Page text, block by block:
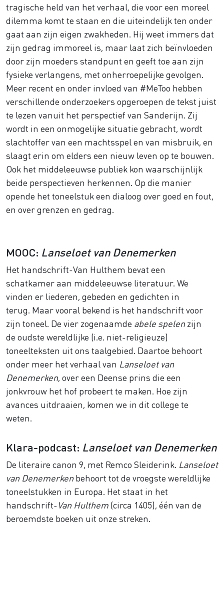
tragische held van het verhaal, die voor een moreel
dilemma komt te staan en die uiteindelijk ten onder
gaat aan zijn eigen zwakheden. Hij weet immers dat
zijn gedrag immoreel is, maar laat zich beïnvloeden
door zijn moeders standpunt en geeft toe aan zijn
fysieke verlangens, met onherroepelijke gevolgen.
Meer recent en onder invloed van #MeToo hebben
verschillende onderzoekers opgeroepen de tekst juist
te lezen vanuit het perspectief van Sanderijn. Zij
wordt in een onmogelijke situatie gebracht, wordt
slachtoffer van een machtsspel en van misbruik, en
slaagt erin om elders een nieuw leven op te bouwen.
Ook het middeleeuwse publiek kon waarschijnlijk
beide perspectieven herkennen. Op die manier
opende het toneelstuk een dialoog over goed en fout,
en over grenzen en gedrag.
MOOC: Lanseloet van Denemerken
Het handschrift-Van Hulthem bevat een
schatkamer aan middeleeuwse literatuur. We
vinden er liederen, gebeden en gedichten in
terug. Maar vooral bekend is het handschrift voor
zijn toneel. De vier zogenaamde abele spelenzijn
de oudste wereldlijke (i.e. niet-religieuze)
toneelteksten uit ons taalgebied. Daartoe behoort
onder meer het verhaal van Lanseloet van
Denemerken, over een Deense prins die een
jonkvrouw het hof probeert te maken. Hoe zijn
avances uitdraaien, komen we in dit college te
weten.
Klara-podcast: Lanseloet van Denemerken
De literaire canon 9, met Remco Sleiderink. Lanseloet
van Denemerkenbehoort tot de vroegste wereldlijke
toneelstukken in Europa. Het staat in het
handschrift-Van Hulthem (circa 1405), één van de
beroemdste boeken uit onze streken.